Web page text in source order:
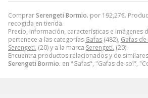
ComprarSerengeti Bormio. por 192,27€.
recogida en tienda.
Precio, información, características e imágenes
pertenece a las categorías Gafas (482), Gafas de
Serengeti. (20) y a la marca Serengeti. (20).
Encuentra productos relacionados y de
Serengeti Bormio. en "Gafas", "Gafas de sol",